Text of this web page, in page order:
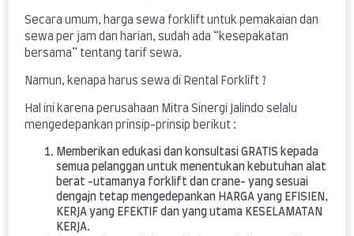
Secara umum, harga sewa forklift untuk pemakaian dan
sewa per jam dan harian, sudah ada “kesepakatan
bersama” tentang tarif sewa.
Namun, kenapa harus sewa di Rental Forklift ?
Hal ini karena perusahaan Mitra Sinergi Jalindo selalu
mengedepankan prinsip-prinsip berikut :
Memberikan edukasi dan konsultasi GRATIS kepada
semua pelanggan untuk menentukan kebutuhan alat
berat -utamanya forklift dan crane- yang sesuai
dengajn tetap mengedepankan HARGA yang EFISIEN,
KERJA yang EFEKTIF dan yang utama KESELAMATAN
KERJA.